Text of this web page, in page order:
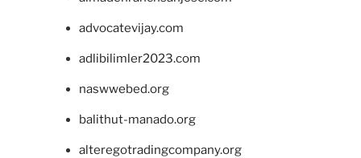
advocatevijay.com
adlibilimler2023.com
naswwebed.org
balithut-manado.org
alteregotradingcompany.org